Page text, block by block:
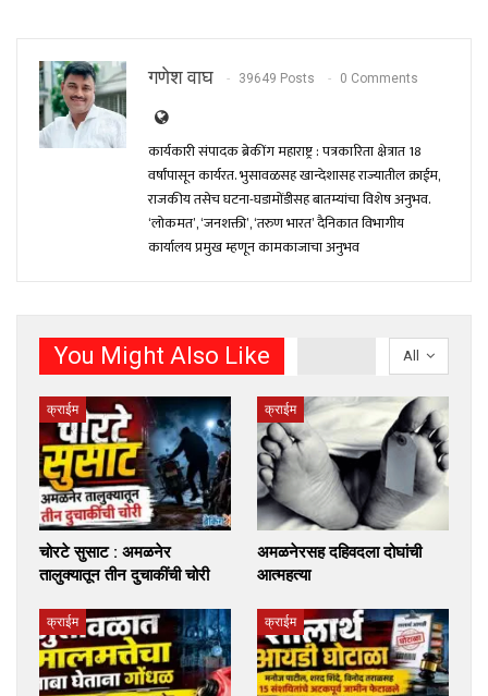
गणेश वाघ 39649 Posts 0 Comments
कार्यकारी संपादक ब्रेकींग महाराष्ट्र : पत्रकारिता क्षेत्रात 18
वर्षांपासून कार्यरत. भुसावळसह खान्देशासह राज्यातील क्राईम,
राजकीय तसेच घटना-घडामोंडीसह बातम्यांचा विशेष अनुभव.
‘लोकमत’, ‘जनशक्ती’, ‘तरुण भारत’ दैनिकात विभागीय
कार्यालय प्रमुख म्हणून कामकाजाचा अनुभव
All
You Might Also Like
क्राईम
चोरटे सुसाट : अमळनेर
तालुक्यातून तीन दुचाकींची चोरी
क्राईम
अमळनेरसह दहिवदला दोघांची
आत्महत्या
क्राईम क्राईम